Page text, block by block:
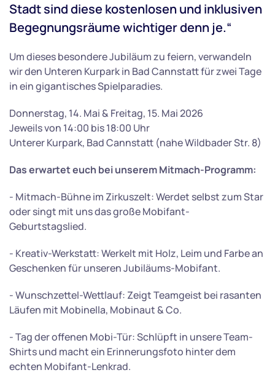
Stadt sind diese kostenlosen und inklusiven
Begegnungsräume wichtiger denn je.“
Um dieses besondere Jubiläum zu feiern, verwandeln
wir den Unteren Kurpark in Bad Cannstatt für zwei Tage
in ein gigantisches Spielparadies.
Donnerstag, 14. Mai & Freitag, 15. Mai 2026
Jeweils von 14:00 bis 18:00 Uhr
Unterer Kurpark, Bad Cannstatt (nahe Wildbader Str. 8)
Das erwartet euch bei unserem Mitmach-Programm:
- Mitmach-Bühne im Zirkuszelt: Werdet selbst zum Star
oder singt mit uns das große Mobifant-
Geburtstagslied.
- Kreativ-Werkstatt: Werkelt mit Holz, Leim und Farbe an
Geschenken für unseren Jubiläums-Mobifant.
- Wunschzettel-Wettlauf: Zeigt Teamgeist bei rasanten
Läufen mit Mobinella, Mobinaut & Co.
- Tag der offenen Mobi-Tür: Schlüpft in unsere Team-
Shirts und macht ein Erinnerungsfoto hinter dem
echten Mobifant-Lenkrad.